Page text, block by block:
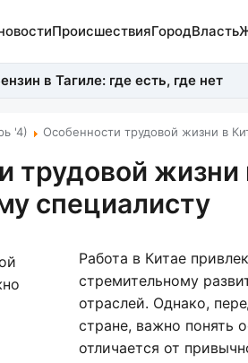
ПроисшествияГородВласть
в Тагиле: где есть, где нет
'4) Особенности трудовой жизни в
трудовой жизни
специалисту
Работа в Китае
стремительному
отраслей. Однако,
стране, важно понять
отличается от